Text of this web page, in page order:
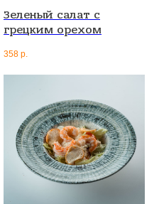
Зеленый салат с
грецким орехом
358 р.